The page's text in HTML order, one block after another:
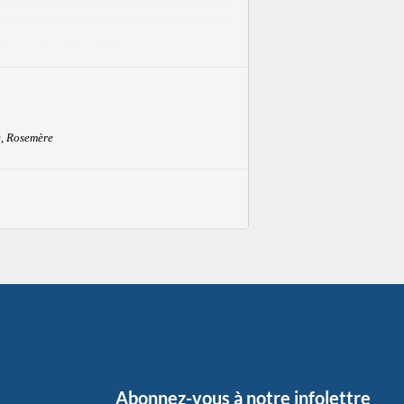
Rosemère
Abonnez-vous à notre infolettre